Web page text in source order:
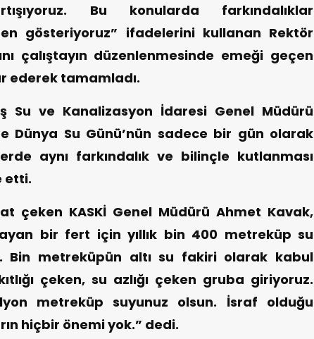
Bu konularda farkındalıklar
gösteriyoruz” ifadelerini kullanan Rektör
çalıştayın düzenlenmesinde emeği geçen
ederek tamamladı.
Su ve Kanalizasyon İdaresi Genel Müdürü
Dünya Su Günü’nün sadece bir gün olarak
aynı farkındalık ve bilinçle kutlanması
etti.
çeken KASKİ Genel Müdürü Ahmet Kavak,
bir fert için yıllık bin 400 metreküp su
Bin metreküpün altı su fakiri olarak kabul
çeken, su azlığı çeken gruba giriyoruz.
metreküp suyunuz olsun. İsraf olduğu
hiçbir önemi yok.” dedi.